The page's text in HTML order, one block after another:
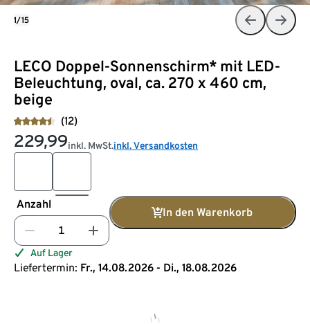
LECO Doppel-Sonnenschirm* mit LED-
Beleuchtung, oval, ca. 270 x 460 cm,
beige
(12)
229,99inkl. MwSt.inkl. Versandkosten
Anzahl
In den Warenkorb
Auf Lager
Liefertermin: Fr., 14.08.2026 - Di., 18.08.2026
1/15